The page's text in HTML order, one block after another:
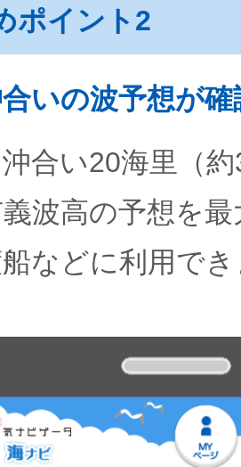
ポイント2
いの波予想が
合い20海里（
波高の予想を
などに利用で